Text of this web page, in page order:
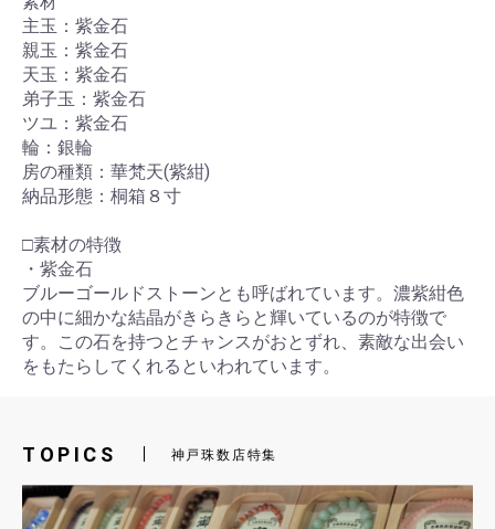
お買い物を続ける カートへ進む
主玉：紫金石
親玉：紫金石
天玉：紫金石
弟子玉：紫金石
ツユ：紫金石
輪：銀輪
房の種類：華梵天(紫紺)
納品形態：桐箱８寸
□素材の特徴
・紫金石
ブルーゴールドストーンとも呼ばれています。濃紫紺色
の中に細かな結晶がきらきらと輝いているのが特徴で
す。この石を持つとチャンスがおとずれ、素敵な出会い
をもたらしてくれるといわれています。
TOPICS 神戸珠数店特集